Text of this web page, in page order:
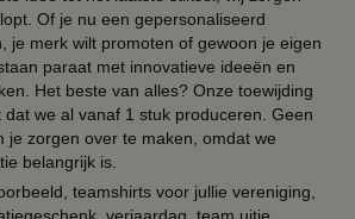
Of je nu een gepersonaliseerd
je merk wilt promoten of gewoon je eigen
paraat met innovatieve ideeën en
Het beste van alles? Onze toewijding
we al vanaf 1 stuk produceren. Geen
je zorgen over te maken, omdat we
belangrijk is.
teamshirts voor jullie vereniging,
verjaardag, team uitje,